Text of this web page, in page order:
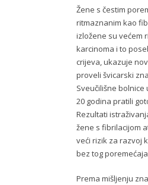
Žene s čestim
ritmaznanim kao
izložene su većem
karcinoma i to
crijeva, ukazuje
proveli švicarski
Sveučilišne bolnice
20 godina pratili
Rezultati
žene s fibrilacijom
veći rizik za razvoj
bez tog
Prema mišljenju